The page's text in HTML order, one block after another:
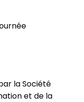
la Société
et de la